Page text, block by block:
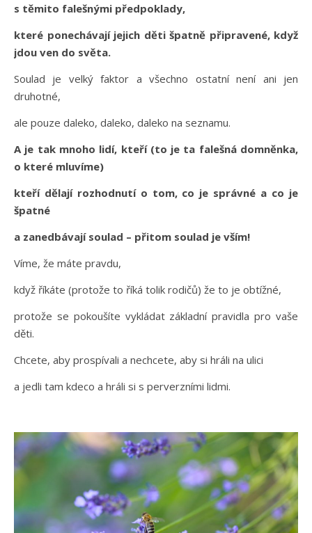
s těmito falešnými předpoklady,
které ponechávají jejich děti špatně připravené, když
jdou ven do světa.
Soulad je velký faktor a všechno ostatní není ani jen
druhotné,
ale pouze daleko, daleko, daleko na seznamu.
A je tak mnoho lidí, kteří (to je ta falešná domněnka,
o které mluvíme)
kteří dělají rozhodnutí o tom, co je správné a co je
špatné
a zanedbávají soulad – přitom soulad je vším!
Víme, že máte pravdu,
když říkáte (protože to říká tolik rodičů) že to je obtížné,
protože se pokoušíte vykládat základní pravidla pro vaše
děti.
Chcete, aby prospívali a nechcete, aby si hráli na ulici
a jedli tam kdeco a hráli si s perverzními lidmi.